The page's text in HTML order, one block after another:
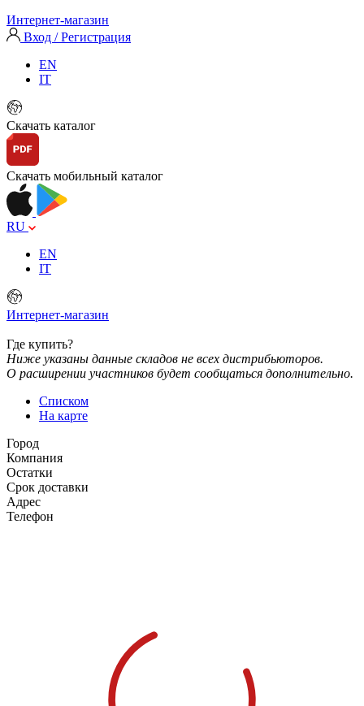
Интернет-магазин
Вход / Регистрация
EN
IT
Скачать каталог
Скачать мобильный каталог
RU
EN
IT
Интернет-магазин
Где купить?
Ниже указаны данные складов не всех дистрибьюторов.
О расширении участников будет сообщаться дополнительно.
Списком
На карте
Город
Компания
Остатки
Срок доставки
Адрес
Телефон